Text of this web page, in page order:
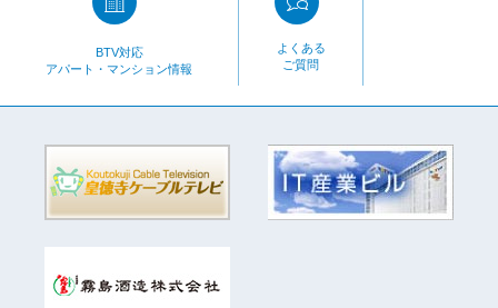
BTV対応
アパート・マンション情報
よくある
ご質問